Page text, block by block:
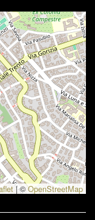
|©OpenStreetMap